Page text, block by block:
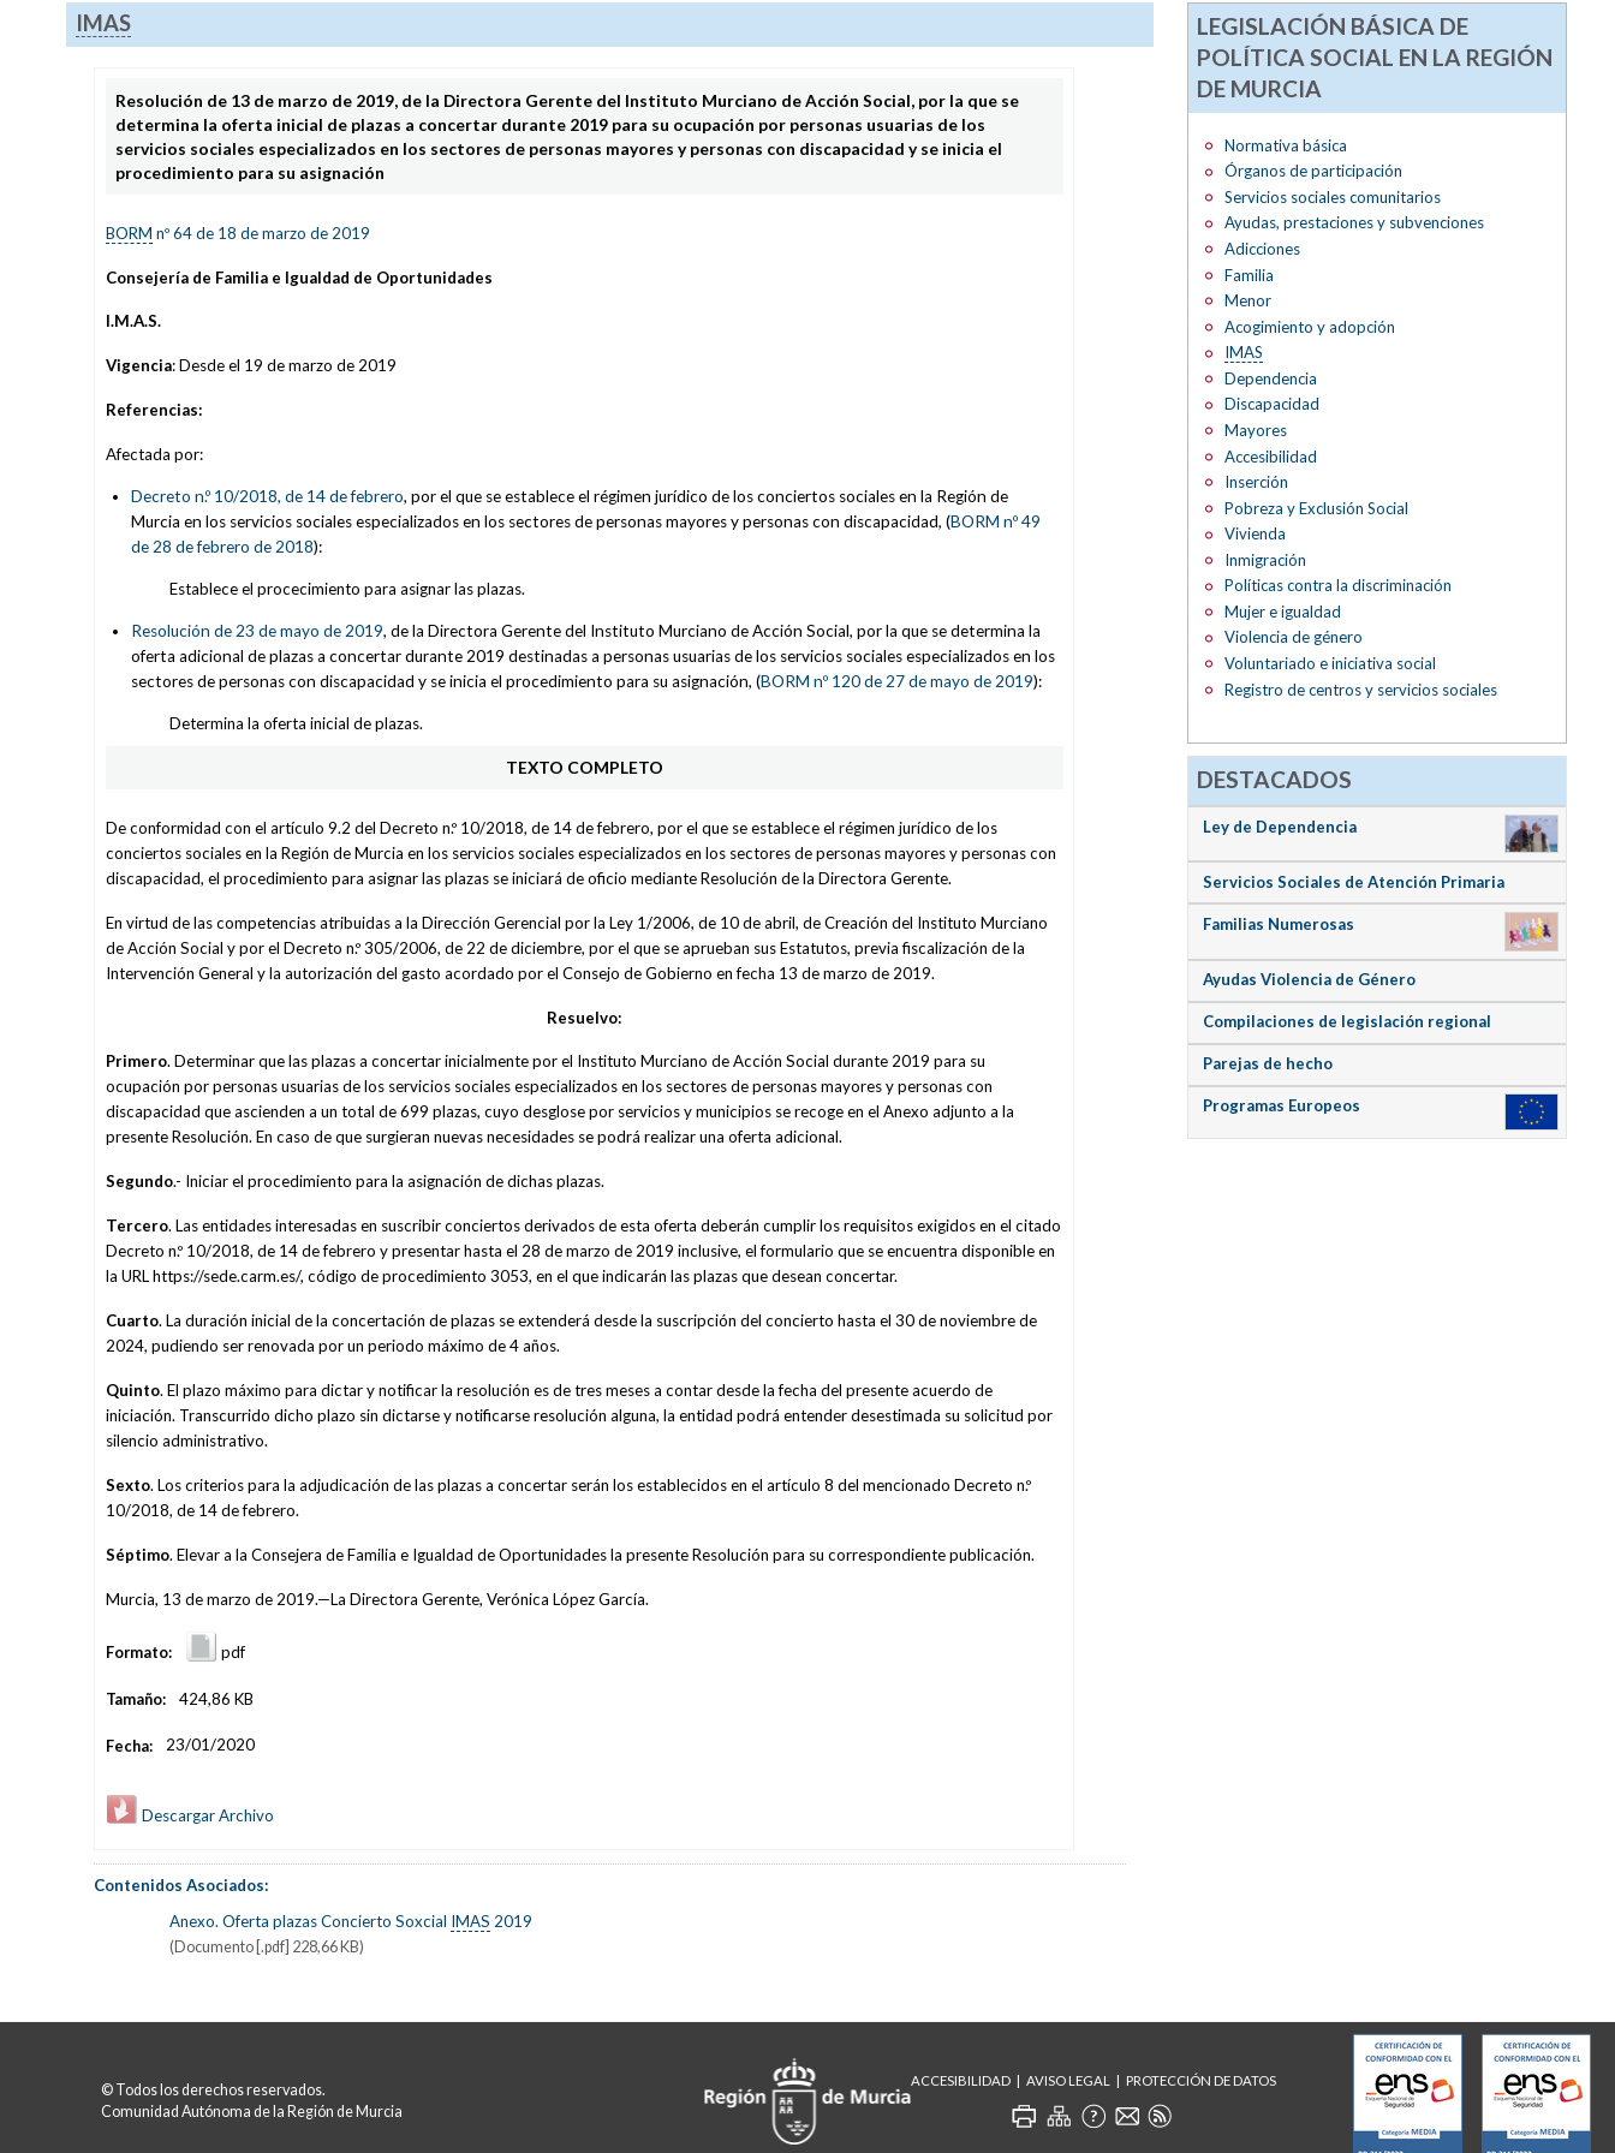
IMAS
Resolución de 13 de marzo de 2019, de la Directora Gerente del Instituto Murciano de Acción Social, por la que se
determina la oferta inicial de plazas a concertar durante 2019 para su ocupación por personas usuarias de los
servicios sociales especializados en los sectores de personas mayores y personas con discapacidad y se inicia el
procedimiento para su asignación
BORM nº 64 de 18 de marzo de 2019
Consejería de Familia e Igualdad de Oportunidades
I.M.A.S.
Vigencia: Desde el 19 de marzo de 2019
Referencias:
Afectada por:
Decreto n.º 10/2018, de 14 de febrero, por el que se establece el régimen jurídico de los conciertos sociales en la Región de
Murcia en los servicios sociales especializados en los sectores de personas mayores y personas con discapacidad, (BORM nº 49
de 28 de febrero de 2018):
Establece el procecimiento para asignar las plazas.
Resolución de 23 de mayo de 2019, de la Directora Gerente del Instituto Murciano de Acción Social, por la que se determina la
oferta adicional de plazas a concertar durante 2019 destinadas a personas usuarias de los servicios sociales especializados en los
sectores de personas con discapacidad y se inicia el procedimiento para su asignación, (BORM nº 120 de 27 de mayo de 2019):
Determina la oferta inicial de plazas.
TEXTO COMPLETO
De conformidad con el artículo 9.2 del Decreto n.º 10/2018, de 14 de febrero, por el que se establece el régimen jurídico de los
conciertos sociales en la Región de Murcia en los servicios sociales especializados en los sectores de personas mayores y personas con
discapacidad, el procedimiento para asignar las plazas se iniciará de oficio mediante Resolución de la Directora Gerente.
En virtud de las competencias atribuidas a la Dirección Gerencial por la Ley 1/2006, de 10 de abril, de Creación del Instituto Murciano
de Acción Social y por el Decreto n.º 305/2006, de 22 de diciembre, por el que se aprueban sus Estatutos, previa fiscalización de la
Intervención General y la autorización del gasto acordado por el Consejo de Gobierno en fecha 13 de marzo de 2019.
Resuelvo:
Primero. Determinar que las plazas a concertar inicialmente por el Instituto Murciano de Acción Social durante 2019 para su
ocupación por personas usuarias de los servicios sociales especializados en los sectores de personas mayores y personas con
discapacidad que ascienden a un total de 699 plazas, cuyo desglose por servicios y municipios se recoge en el Anexo adjunto a la
presente Resolución. En caso de que surgieran nuevas necesidades se podrá realizar una oferta adicional.
Segundo.- Iniciar el procedimiento para la asignación de dichas plazas.
Tercero. Las entidades interesadas en suscribir conciertos derivados de esta oferta deberán cumplir los requisitos exigidos en el citado
Decreto n.º 10/2018, de 14 de febrero y presentar hasta el 28 de marzo de 2019 inclusive, el formulario que se encuentra disponible en
la URL https://sede.carm.es/, código de procedimiento 3053, en el que indicarán las plazas que desean concertar.
Cuarto. La duración inicial de la concertación de plazas se extenderá desde la suscripción del concierto hasta el 30 de noviembre de
2024, pudiendo ser renovada por un periodo máximo de 4 años.
Quinto. El plazo máximo para dictar y notificar la resolución es de tres meses a contar desde la fecha del presente acuerdo de
iniciación. Transcurrido dicho plazo sin dictarse y notificarse resolución alguna, la entidad podrá entender desestimada su solicitud por
silencio administrativo.
Sexto. Los criterios para la adjudicación de las plazas a concertar serán los establecidos en el artículo 8 del mencionado Decreto n.º
10/2018, de 14 de febrero.
Séptimo. Elevar a la Consejera de Familia e Igualdad de Oportunidades la presente Resolución para su correspondiente publicación.
Murcia, 13 de marzo de 2019.—La Directora Gerente, Verónica López García.
Formato: pdf
Tamaño: 424,86 KB
Fecha: 23/01/2020
Descargar Archivo
Contenidos Asociados:
Anexo. Oferta plazas Concierto Soxcial IMAS 2019
(Documento [.pdf] 228,66 KB)
LEGISLACIÓN BÁSICA DE
POLÍTICA SOCIAL EN LA REGIÓN
DE MURCIA
Normativa básica
Órganos de participación
Servicios sociales comunitarios
Ayudas, prestaciones y subvenciones
Adicciones
Familia
Menor
Acogimiento y adopción
IMAS
Dependencia
Discapacidad
Mayores
Accesibilidad
Inserción
Pobreza y Exclusión Social
Vivienda
Inmigración
Políticas contra la discriminación
Mujer e igualdad
Violencia de género
Voluntariado e iniciativa social
Registro de centros y servicios sociales
DESTACADOS
Ley de Dependencia
Servicios Sociales de Atención Primaria
Familias Numerosas
Ayudas Violencia de Género
Compilaciones de legislación regional
Parejas de hecho
Programas Europeos
© Todos los derechos reservados.
Comunidad Autónoma de la Región de Murcia
ACCESIBILIDAD AVISO LEGAL PROTECCIÓN DE DATOS